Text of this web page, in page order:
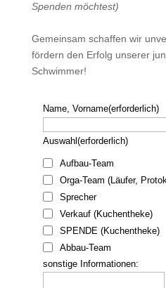
Spenden möchtest)
Gemeinsam schaffen wir
fördern den Erfolg unserer
Schwimmer!
Name, Vorname(erforderlich)
Auswahl (erforderlich)
Aufbau-Team
Orga-Team (Läufer,
Sprecher
Verkauf (Kuchentheke)
SPENDE (Kuchentheke)
Abbau-Team
sonstige Informationen: